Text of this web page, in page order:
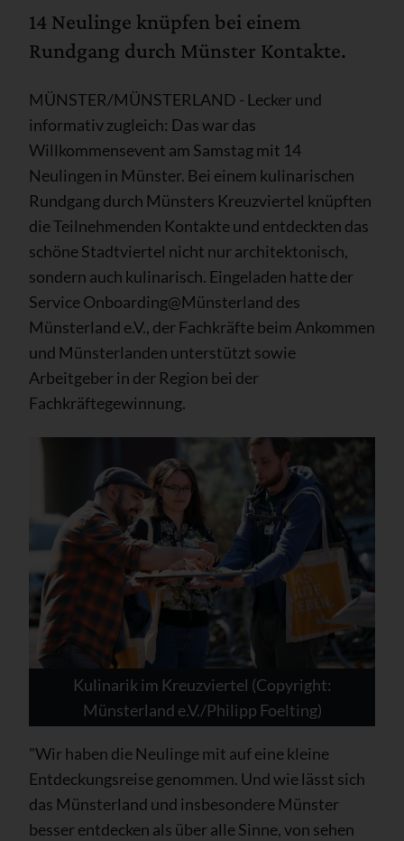
14 Neulinge knüpfen bei einem
Rundgang durch Münster Kontakte.
MÜNSTER/MÜNSTERLAND - Lecker und
informativ zugleich: Das war das
Willkommensevent am Samstag mit 14
Neulingen in Münster. Bei einem kulinarischen
Rundgang durch Münsters Kreuzviertel knüpften
die Teilnehmenden Kontakte und entdeckten das
schöne Stadtviertel nicht nur architektonisch,
sondern auch kulinarisch. Eingeladen hatte der
Service Onboarding@Münsterland des
Münsterland e.V., der Fachkräfte beim Ankommen
und Münsterlanden unterstützt sowie
Arbeitgeber in der Region bei der
Fachkräftegewinnung.
Kulinarik im Kreuzviertel (Copyright:
Münsterland e.V./Philipp Foelting)
"Wir haben die Neulinge mit auf eine kleine
Entdeckungsreise genommen. Und wie lässt sich
das Münsterland und insbesondere Münster
besser entdecken als über alle Sinne, von sehen